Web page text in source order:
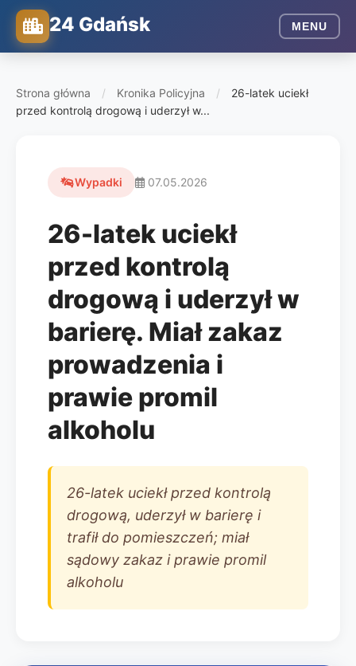
24 Gdańsk MENU
Strona główna / Kronika Policyjna /
26-latek uciekł
przed kontrolą drogową i uderzył w...
Wypadki 07.05.2026
26-latek uciekł
przed kontrolą
drogową i uderzył w
barierę. Miał zakaz
prowadzenia i
prawie promil
alkoholu
26-latek uciekł przed kontrolą
drogową, uderzył w barierę i
trafił do pomieszczeń; miał
sądowy zakaz i prawie promil
alkoholu